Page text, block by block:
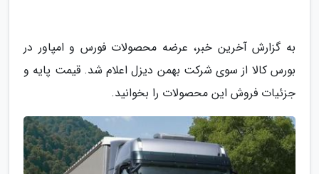
به گزارش آخرین خبر، عرضه محصولات فورس و امپاور در
بورس کالا از سوی شرکت بهمن دیزل اعلام شد. قیمت پایه و
جزئیات فروش این محصولات را بخوانید.